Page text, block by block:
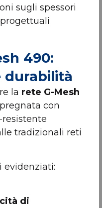
sugli spessori
490:
durabilità
la rete G-Mesh
con
resistente
tradizionali reti
evidenziati:
di